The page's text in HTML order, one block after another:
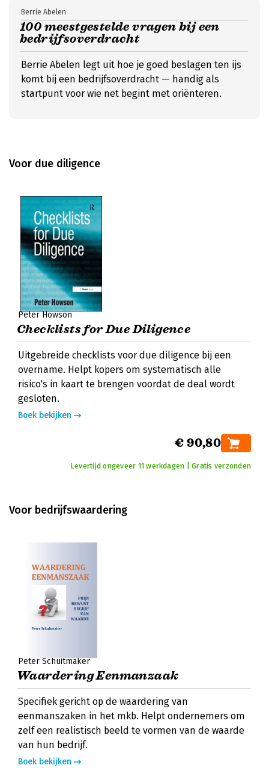
100 meestgestelde vragen bij een
bedrijfsoverdracht
Berrie Abelen
Berrie Abelen legt uit hoe je goed beslagen ten ijs
komt bij een bedrijfsoverdracht — handig als
startpunt voor wie net begint met oriënteren.
Voor due diligence
Peter Howson
Checklists for Due Diligence
Uitgebreide checklists voor due diligence bij een
overname. Helpt kopers om systematisch alle
risico's in kaart te brengen voordat de deal wordt
gesloten.
Boek bekijken
€ 90,80
Levertijd ongeveer 11 werkdagen | Gratis verzonden
Voor bedrijfswaardering
Peter Schuitmaker
Waardering Eenmanzaak
Specifiek gericht op de waardering van
eenmanszaken in het mkb. Helpt ondernemers om
zelf een realistisch beeld te vormen van de waarde
van hun bedrijf.
Boek bekijken